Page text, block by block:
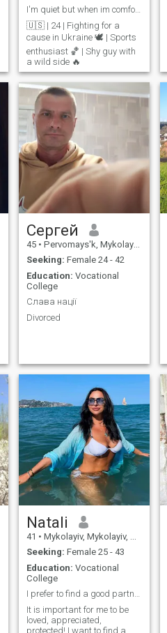
I'm quiet but when im comfortable I don't shut up
🇺🇸 | 24 | Fighting for a
cause in Ukraine 🕊️ | Sports
enthusiast 🏀 | Shy guy with
a wild side 🔥
Сергей
45 • Pervomays'k, Mykolayiv, Ukraine
Seeking: Female 24 - 42
Education: Vocational
College
Слава нації
Divorced
Natali
41 • Mykolayiv, Mykolayiv, Ukraine
Seeking: Female 25 - 43
Education: Vocational
College
I prefer to find a good partner here!
It is important for me to be
loved, appreciated,
protected! I want to find a